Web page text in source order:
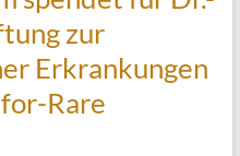
zur
Erkrankungen
Rare